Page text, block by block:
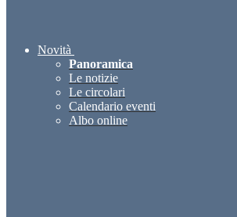
Novità
Panoramica
Le notizie
Le circolari
Calendario eventi
Albo online